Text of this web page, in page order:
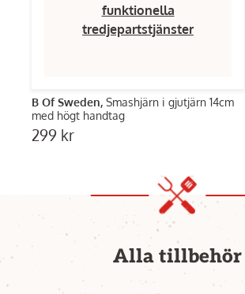
funktionella
tredjepartstjänster
B Of Sweden, Smashjärn i gjutjärn 14cm
med högt handtag
299 kr
Alla tillbehör